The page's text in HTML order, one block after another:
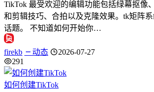
TikTok 最受欢迎的编辑功能包括绿幕抠像
和剪辑技巧、合拍以及克隆效果。tk矩阵
话题。 不知道如何开始你…
firekb 动态
2026-07-27
291
如何创建TikTok